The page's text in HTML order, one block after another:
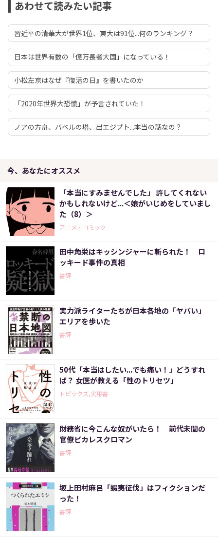
あわせて読みたい記事
習近平の清華大が世界1位、東大は91位...何のランキング？
日本は世界有数の「億万長者大国」になっている！
小松左京はなぜ『復活の日』を書いたのか
「2020年世界大恐慌」が予言されていた！
ノアの方舟、バベルの塔、出エジプト...本当の話なの？
今、あなたにオススメ
「本当にすみませんでした」 許してくれない
かもしれないけど...＜娘がいじめをしていまし
た（8）＞
アニメ・コミック
田中角栄はキッシンジャーに斬られた！ ロ
ッキード事件の真相
書評
実力派ライターたちが日本各地の「ヤバい」
エリアを歩いた
書評
50代「本当はしたい...でも痛い！」どうすれ
ば？ 女医が教える「性のトリセツ」
トピックス,実用書
財務省に今こんな奴がいたら！ 前代未聞の
官僚ピカレスクロマン
書評
坂上田村麻呂「蝦夷征伐」はフィクションだ
った！
書評